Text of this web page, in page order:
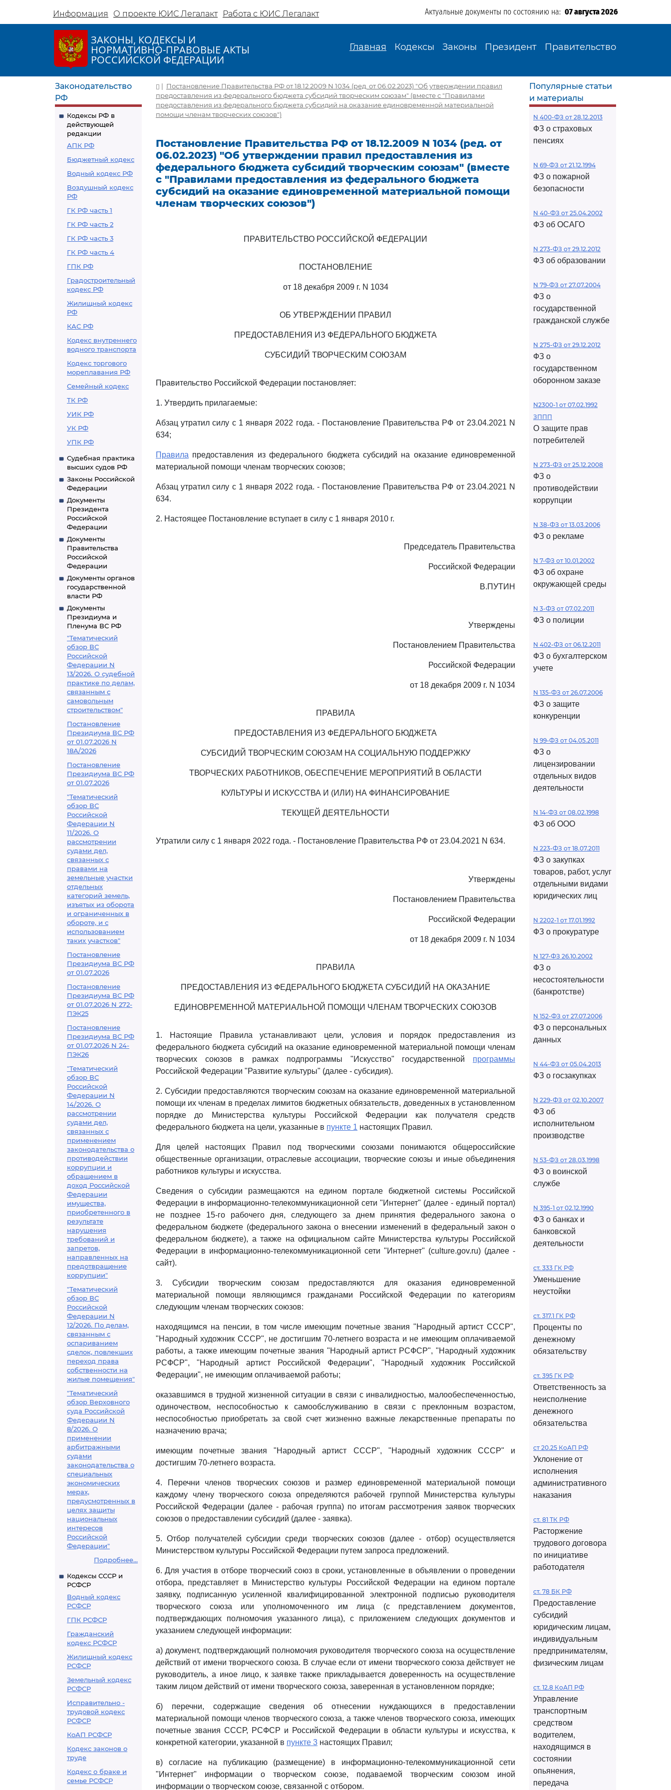
Информация О проекте ЮИС Легалакт Работа с ЮИС Легалакт Актуальные документы по состоянию на: 07 августа 2026
ЗАКОНЫ, КОДЕКСЫ И
НОРМАТИВНО-ПРАВОВЫЕ АКТЫ
РОССИЙСКОЙ ФЕДЕРАЦИИ
Главная Кодексы Законы Президент Правительство
Законодательство
РФ
Кодексы РФ в
действующей
редакции
АПК РФ
Бюджетный кодекс
Водный кодекс РФ
Воздушный кодекс
РФ
ГК РФ часть 1
ГК РФ часть 2
ГК РФ часть 3
ГК РФ часть 4
ГПК РФ
Градостроительный
кодекс РФ
Жилищный кодекс
РФ
КАС РФ
Кодекс внутреннего
водного транспорта
Кодекс торгового
мореплавания РФ
Семейный кодекс
ТК РФ
УИК РФ
УК РФ
УПК РФ
Судебная практика
высших судов РФ
Законы Российской
Федерации
Документы
Президента
Российской
Федерации
Документы
Правительства
Российской
Федерации
Документы органов
государственной
власти РФ
Документы
Президиума и
Пленума ВС РФ
"Тематический
обзор ВС
Российской
Федерации N
13/2026. О судебной
практике по делам,
связанным с
самовольным
строительством"
Постановление
Президиума ВС РФ
от 01.07.2026 N
18А/2026
Постановление
Президиума ВС РФ
от 01.07.2026
"Тематический
обзор ВС
Российской
Федерации N
11/2026. О
рассмотрении
судами дел,
связанных с
правами на
земельные участки
отдельных
категорий земель,
изъятых из оборота
и ограниченных в
обороте, и с
использованием
таких участков"
Постановление
Президиума ВС РФ
от 01.07.2026
Постановление
Президиума ВС РФ
от 01.07.2026 N 272-
ПЭК25
Постановление
Президиума ВС РФ
от 01.07.2026 N 24-
ПЭК26
"Тематический
обзор ВС
Российской
Федерации N
14/2026. О
рассмотрении
судами дел,
связанных с
применением
законодательства о
противодействии
коррупции и
обращением в
доход Российской
Федерации
имущества,
приобретенного в
результате
нарушения
требований и
запретов,
направленных на
предотвращение
коррупции"
"Тематический
обзор ВС
Российской
Федерации N
12/2026. По делам,
связанным с
оспариванием
сделок, повлекших
переход права
собственности на
жилые помещения"
"Тематический
обзор Верховного
суда Российской
Федерации N
8/2026. О
применении
арбитражными
судами
законодательства о
специальных
экономических
мерах,
предусмотренных в
целях защиты
национальных
интересов
Российской
Федерации"
Подробнее...
Кодексы СССР и
РСФСР
Водный кодекс
РСФСР
ГПК РСФСР
Гражданский
кодекс РСФСР
Жилищный кодекс
РСФСР
Земельный кодекс
РСФСР
Исправительно -
трудовой кодекс
РСФСР
КоАП РСФСР
Кодекс законов о
труде
Кодекс о браке и
семье РСФСР
| Постановление Правительства РФ от 18.12.2009 N 1034 (ред. от 06.02.2023) "Об утверждении правил
предоставления из федерального бюджета субсидий творческим союзам" (вместе с "Правилами
предоставления из федерального бюджета субсидий на оказание единовременной материальной
помощи членам творческих союзов")
Постановление Правительства РФ от 18.12.2009 N 1034 (ред. от
06.02.2023) "Об утверждении правил предоставления из
федерального бюджета субсидий творческим союзам" (вместе
с "Правилами предоставления из федерального бюджета
субсидий на оказание единовременной материальной помощи
членам творческих союзов")
ПРАВИТЕЛЬСТВО РОССИЙСКОЙ ФЕДЕРАЦИИ
ПОСТАНОВЛЕНИЕ
от 18 декабря 2009 г. N 1034
ОБ УТВЕРЖДЕНИИ ПРАВИЛ
ПРЕДОСТАВЛЕНИЯ ИЗ ФЕДЕРАЛЬНОГО БЮДЖЕТА
СУБСИДИЙ ТВОРЧЕСКИМ СОЮЗАМ
Правительство Российской Федерации постановляет:
1. Утвердить прилагаемые:
Абзац утратил силу с 1 января 2022 года. - Постановление Правительства РФ от 23.04.2021 N
634;
Правила предоставления из федерального бюджета субсидий на оказание единовременной
материальной помощи членам творческих союзов;
Абзац утратил силу с 1 января 2022 года. - Постановление Правительства РФ от 23.04.2021 N
634.
2. Настоящее Постановление вступает в силу с 1 января 2010 г.
Председатель Правительства
Российской Федерации
В.ПУТИН
Утверждены
Постановлением Правительства
Российской Федерации
от 18 декабря 2009 г. N 1034
ПРАВИЛА
ПРЕДОСТАВЛЕНИЯ ИЗ ФЕДЕРАЛЬНОГО БЮДЖЕТА
СУБСИДИЙ ТВОРЧЕСКИМ СОЮЗАМ НА СОЦИАЛЬНУЮ ПОДДЕРЖКУ
ТВОРЧЕСКИХ РАБОТНИКОВ, ОБЕСПЕЧЕНИЕ МЕРОПРИЯТИЙ В ОБЛАСТИ
КУЛЬТУРЫ И ИСКУССТВА И (ИЛИ) НА ФИНАНСИРОВАНИЕ
ТЕКУЩЕЙ ДЕЯТЕЛЬНОСТИ
Утратили силу с 1 января 2022 года. - Постановление Правительства РФ от 23.04.2021 N 634.
Утверждены
Постановлением Правительства
Российской Федерации
от 18 декабря 2009 г. N 1034
ПРАВИЛА
ПРЕДОСТАВЛЕНИЯ ИЗ ФЕДЕРАЛЬНОГО БЮДЖЕТА СУБСИДИЙ НА ОКАЗАНИЕ
ЕДИНОВРЕМЕННОЙ МАТЕРИАЛЬНОЙ ПОМОЩИ ЧЛЕНАМ ТВОРЧЕСКИХ СОЮЗОВ
1. Настоящие Правила устанавливают цели, условия и порядок предоставления из
федерального бюджета субсидий на оказание единовременной материальной помощи членам
творческих союзов в рамках подпрограммы "Искусство" государственной программы
Российской Федерации "Развитие культуры" (далее - субсидия).
2. Субсидии предоставляются творческим союзам на оказание единовременной материальной
помощи их членам в пределах лимитов бюджетных обязательств, доведенных в установленном
порядке до Министерства культуры Российской Федерации как получателя средств
федерального бюджета на цели, указанные в пункте 1 настоящих Правил.
Для целей настоящих Правил под творческими союзами понимаются общероссийские
общественные организации, отраслевые ассоциации, творческие союзы и иные объединения
работников культуры и искусства.
Сведения о субсидии размещаются на едином портале бюджетной системы Российской
Федерации в информационно-телекоммуникационной сети "Интернет" (далее - единый портал)
не позднее 15-го рабочего дня, следующего за днем принятия федерального закона о
федеральном бюджете (федерального закона о внесении изменений в федеральный закон о
федеральном бюджете), а также на официальном сайте Министерства культуры Российской
Федерации в информационно-телекоммуникационной сети "Интернет" (culture.gov.ru) (далее -
сайт).
3. Субсидии творческим союзам предоставляются для оказания единовременной
материальной помощи являющимся гражданами Российской Федерации по категориям
следующим членам творческих союзов:
находящимся на пенсии, в том числе имеющим почетные звания "Народный артист СССР",
"Народный художник СССР", не достигшим 70-летнего возраста и не имеющим оплачиваемой
работы, а также имеющим почетные звания "Народный артист РСФСР", "Народный художник
РСФСР", "Народный артист Российской Федерации", "Народный художник Российской
Федерации", не имеющим оплачиваемой работы;
оказавшимся в трудной жизненной ситуации в связи с инвалидностью, малообеспеченностью,
одиночеством, неспособностью к самообслуживанию в связи с преклонным возрастом,
неспособностью приобретать за свой счет жизненно важные лекарственные препараты по
назначению врача;
имеющим почетные звания "Народный артист СССР", "Народный художник СССР" и
достигшим 70-летнего возраста.
4. Перечни членов творческих союзов и размер единовременной материальной помощи
каждому члену творческого союза определяются рабочей группой Министерства культуры
Российской Федерации (далее - рабочая группа) по итогам рассмотрения заявок творческих
союзов о предоставлении субсидий (далее - заявка).
5. Отбор получателей субсидии среди творческих союзов (далее - отбор) осуществляется
Министерством культуры Российской Федерации путем запроса предложений.
6. Для участия в отборе творческий союз в сроки, установленные в объявлении о проведении
отбора, представляет в Министерство культуры Российской Федерации на едином портале
заявку, подписанную усиленной квалифицированной электронной подписью руководителя
творческого союза или уполномоченного им лица (с представлением документов,
подтверждающих полномочия указанного лица), с приложением следующих документов и
указанием следующей информации:
а) документ, подтверждающий полномочия руководителя творческого союза на осуществление
действий от имени творческого союза. В случае если от имени творческого союза действует не
руководитель, а иное лицо, к заявке также прикладывается доверенность на осуществление
таким лицом действий от имени творческого союза, заверенная в установленном порядке;
б) перечни, содержащие сведения об отнесении нуждающихся в предоставлении
материальной помощи членов творческого союза, а также членов творческого союза, имеющих
почетные звания СССР, РСФСР и Российской Федерации в области культуры и искусства, к
конкретной категории, указанной в пункте 3 настоящих Правил;
в) согласие на публикацию (размещение) в информационно-телекоммуникационной сети
"Интернет" информации о творческом союзе, подаваемой творческим союзом иной
информации о творческом союзе, связанной с отбором.
Популярные статьи
и материалы
N 400-ФЗ от 28.12.2013
ФЗ о страховых
пенсиях
N 69-ФЗ от 21.12.1994
ФЗ о пожарной
безопасности
N 40-ФЗ от 25.04.2002
ФЗ об ОСАГО
N 273-ФЗ от 29.12.2012
ФЗ об образовании
N 79-ФЗ от 27.07.2004
ФЗ о
государственной
гражданской службе
N 275-ФЗ от 29.12.2012
ФЗ о
государственном
оборонном заказе
N2300-1 от 07.02.1992
ЗППП
О защите прав
потребителей
N 273-ФЗ от 25.12.2008
ФЗ о
противодействии
коррупции
N 38-ФЗ от 13.03.2006
ФЗ о рекламе
N 7-ФЗ от 10.01.2002
ФЗ об охране
окружающей среды
N 3-ФЗ от 07.02.2011
ФЗ о полиции
N 402-ФЗ от 06.12.2011
ФЗ о бухгалтерском
учете
N 135-ФЗ от 26.07.2006
ФЗ о защите
конкуренции
N 99-ФЗ от 04.05.2011
ФЗ о
лицензировании
отдельных видов
деятельности
N 14-ФЗ от 08.02.1998
ФЗ об ООО
N 223-ФЗ от 18.07.2011
ФЗ о закупках
товаров, работ, услуг
отдельными видами
юридических лиц
N 2202-1 от 17.01.1992
ФЗ о прокуратуре
N 127-ФЗ 26.10.2002
ФЗ о
несостоятельности
(банкротстве)
N 152-ФЗ от 27.07.2006
ФЗ о персональных
данных
N 44-ФЗ от 05.04.2013
ФЗ о госзакупках
N 229-ФЗ от 02.10.2007
ФЗ об
исполнительном
производстве
N 53-ФЗ от 28.03.1998
ФЗ о воинской
службе
N 395-1 от 02.12.1990
ФЗ о банках и
банковской
деятельности
ст. 333 ГК РФ
Уменьшение
неустойки
ст. 317.1 ГК РФ
Проценты по
денежному
обязательству
ст. 395 ГК РФ
Ответственность за
неисполнение
денежного
обязательства
ст 20.25 КоАП РФ
Уклонение от
исполнения
административного
наказания
ст. 81 ТК РФ
Расторжение
трудового договора
по инициативе
работодателя
ст. 78 БК РФ
Предоставление
субсидий
юридическим лицам,
индивидуальным
предпринимателям,
физическим лицам
ст. 12.8 КоАП РФ
Управление
транспортным
средством
водителем,
находящимся в
состоянии
опьянения,
передача